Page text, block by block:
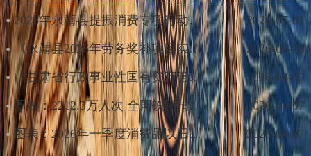
2026年永靖县提振消费专项行动夏秋季活动政策解读 2026-07-01
《永靖县2026年劳务奖补项目实施方案》等3个方案的政策解读 2026-06-16
《甘肃省行政事业性国有资产管理办法》政策解读 2026-04-07
图表：2212.3万人次 全国铁路清明假期单日旅客发送量创新高 2026-04-07
图表：2026年一季度消费品以旧换新销售额超4300亿元 2026-04-07